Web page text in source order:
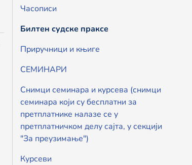
Часописи
Билтен судске праксе
Приручници и књиге
СЕМИНАРИ
Снимци семинара и курсева (снимци
семинара који су бесплатни за
претплатнике налазе се у
претплатничком делу сајта, у секцији
"За преузимање")
Курсеви